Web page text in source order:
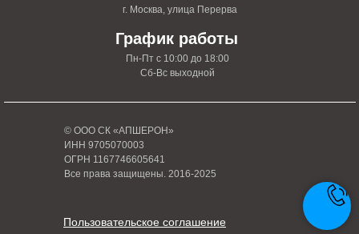
© ООО СК «АПШЕРОН»
ИНН 9705070003
ОГРН 1167746605641
Все права защищены. 2016-2025
Пользовательское соглашение
График работы
Пн-Пт с 10:00 до 18:00
Сб-Вс выходной
г. Москва, улица Перерва